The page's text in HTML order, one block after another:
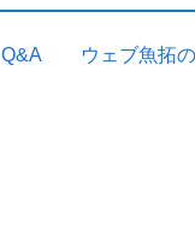
Q&A ウェブ魚拓